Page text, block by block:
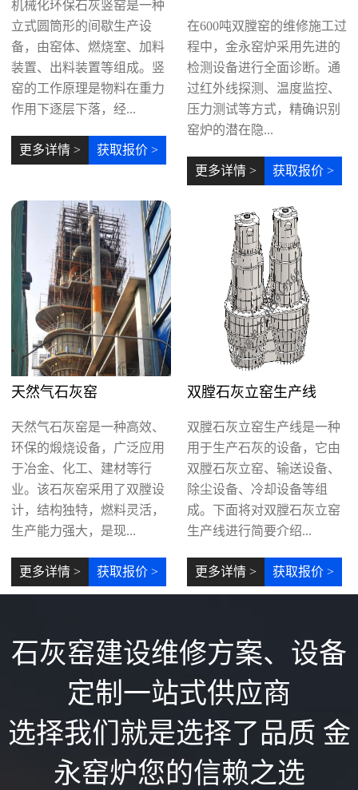
机械化环保石灰竖窑是一种
立式圆筒形的间歇生产设
备，由窑体、燃烧室、加料
装置、出料装置等组成。竖
窑的工作原理是物料在重力
作用下逐层下落，经...
更多详情 > 获取报价 >
在600吨双膛窑的维修施工过
程中，金永窑炉采用先进的
检测设备进行全面诊断。通
过红外线探测、温度监控、
压力测试等方式，精确识别
窑炉的潜在隐...
更多详情 > 获取报价 >
天然气石灰窑
天然气石灰窑是一种高效、
环保的煅烧设备，广泛应用
于冶金、化工、建材等行
业。该石灰窑采用了双膛设
计，结构独特，燃料灵活，
生产能力强大，是现...
更多详情 > 获取报价 >
双膛石灰立窑生产线
双膛石灰立窑生产线是一种
用于生产石灰的设备，它由
双膛石灰立窑、输送设备、
除尘设备、冷却设备等组
成。下面将对双膛石灰立窑
生产线进行简要介绍...
更多详情 > 获取报价 >
石灰窑建设维修方案、设备
定制一站式供应商
选择我们就是选择了品质 金
永窑炉您的信赖之选